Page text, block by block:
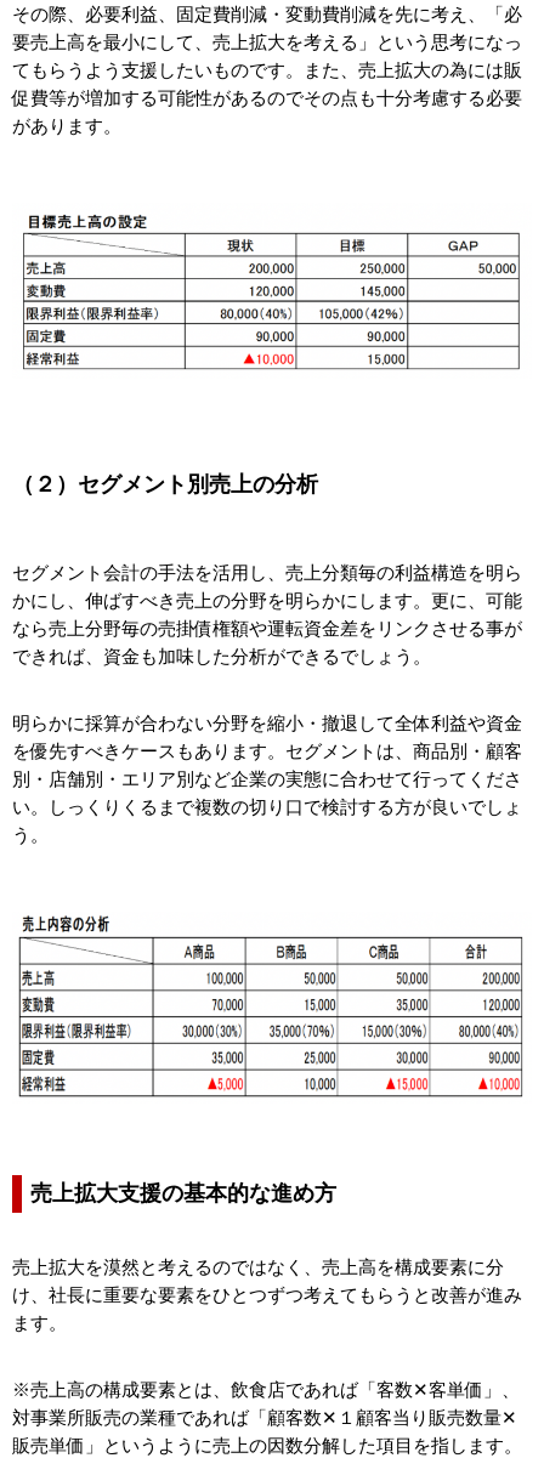
その際、必要利益、固定費削減・変動費削減を先に考え、「必
要売上高を最小にして、売上拡大を考える」という思考になっ
てもらうよう支援したいものです。また、売上拡大の為には販
促費等が増加する可能性があるのでその点も十分考慮する必要
があります。
（２）セグメント別売上の分析
セグメント会計の手法を活用し、売上分類毎の利益構造を明ら
かにし、伸ばすべき売上の分野を明らかにします。更に、可能
なら売上分野毎の売掛債権額や運転資金差をリンクさせる事が
できれば、資金も加味した分析ができるでしょう。
明らかに採算が合わない分野を縮小・撤退して全体利益や資金
を優先すべきケースもあります。セグメントは、商品別・顧客
別・店舗別・エリア別など企業の実態に合わせて行ってくださ
い。しっくりくるまで複数の切り口で検討する方が良いでしょ
う。
売上拡大支援の基本的な進め方
売上拡大を漠然と考えるのではなく、売上高を構成要素に分
け、社長に重要な要素をひとつずつ考えてもらうと改善が進み
ます。
※売上高の構成要素とは、飲食店であれば「客数✕客単価」、
対事業所販売の業種であれば「顧客数✕１顧客当り販売数量✕
販売単価」というように売上の因数分解した項目を指します。